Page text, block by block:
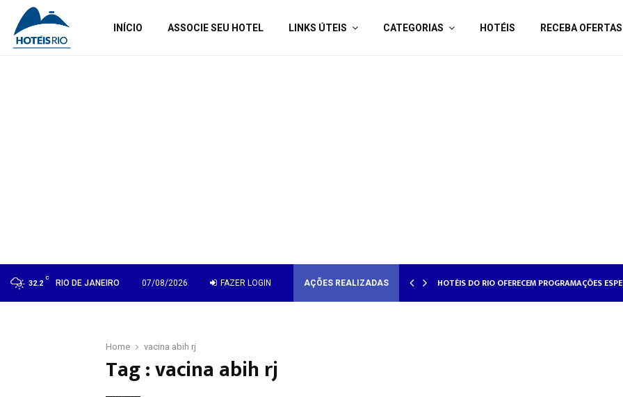
INÍCIO ASSOCIE SEU HOTEL LINKS ÚTEIS CATEGORIAS HOTÉIS RECEBA OFERTAS
32.2
C
RIO DE JANEIRO 07/08/2026 FAZER LOGIN AÇÕES REALIZADAS HOTÉIS DO RIO OFERECEM PROGRAMAÇÕES
HOTÉISRIO REALIZA CICLO DE SEMINÁRIOS
Home vacina abih rj
Tag : vacina abih rj